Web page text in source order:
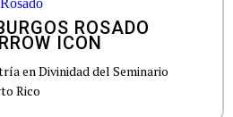
ROSADO
en Divinidad del Seminario
Rico